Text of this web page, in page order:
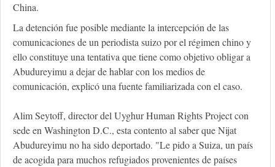
China.
La detención fue posible mediante la intercepción de las
comunicaciones de un periodista suizo por el régimen chino y
ello constituye una tentativa que tiene como objetivo obligar a
Abudureyimu a dejar de hablar con los medios de
comunicación, explicó una fuente familiarizada con el caso.
Alim Seytoff, director del Uyghur Human Rights Project con
sede en Washington D.C., esta contento al saber que Nijat
Abudureyimu no ha sido deportado. "Le pido a Suiza, un país
de acogida para muchos refugiados provenientes de países